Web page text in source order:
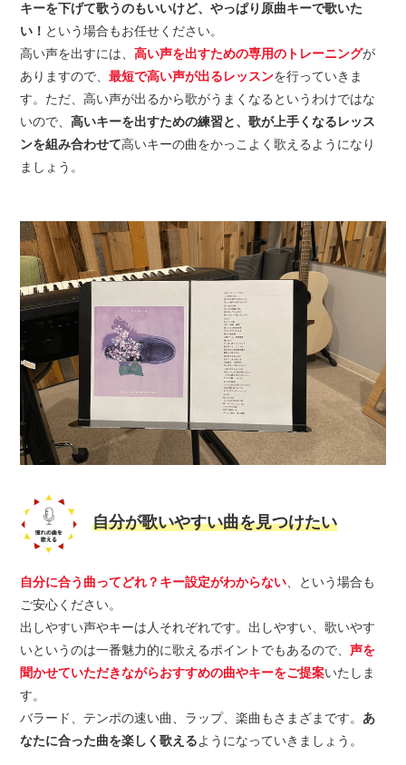
キーを下げて歌うのもいいけど、やっぱり原曲キーで歌いた
い！ という場合もお任せください。
高い声を出すには、高い声を出すための専用のトレーニングが
ありますので、最短で高い声が出るレッスンを行っていきま
す。ただ、高い声が出るから歌がうまくなるというわけではな
いので、高いキーを出すための練習と、歌が上手くなるレッス
ンを組み合わせて高いキーの曲をかっこよく歌えるようになり
ましょう。
自分が歌いやすい曲を見つけたい
自分に合う曲ってどれ？キー設定がわからない 、という場合も
ご安心ください。
出しやすい声やキーは人それぞれです。出しやすい、歌いやす
いというのは一番魅力的に歌えるポイントでもあるので、声を
聞かせていただきながらおすすめの曲やキーをご提案いたしま
す。
バラード、テンポの速い曲、ラップ、楽曲もさまざまです。 あ
なたに合った曲を楽しく歌えるようになっていきましょう。